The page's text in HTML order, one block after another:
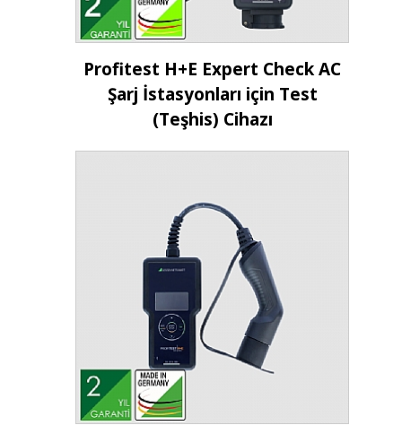
İncele
Profitest H+E Expert Check AC
Şarj İstasyonları için Test
(Teşhis) Cihazı